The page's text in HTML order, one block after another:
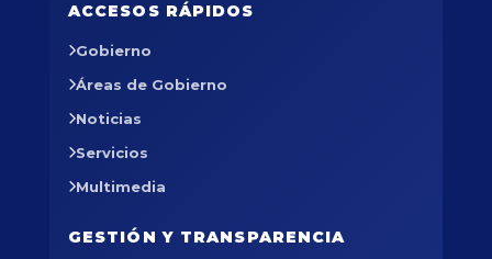
ACCESOS RÁPIDOS
Gobierno
Áreas de Gobierno
Noticias
Servicios
Multimedia
GESTIÓN Y TRANSPARENCIA